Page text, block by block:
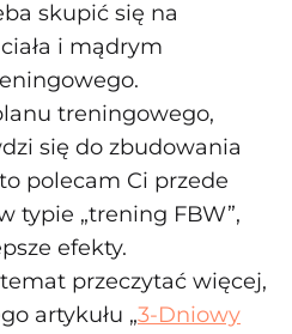
skupić się na
i mądrym
treningowego,
się do zbudowania
polecam Ci przede
typie „trening FBW”,
efekty.
przeczytać więcej,
artykułu „3-Dniowy